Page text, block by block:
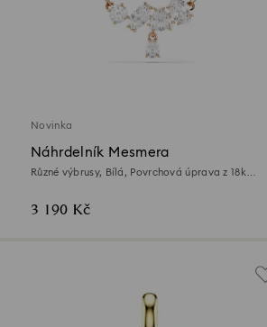
Novinka
Náhrdelník Mesmera
Různé výbrusy, Bílá, Povrchová úprava z 18k
3 190 Kč